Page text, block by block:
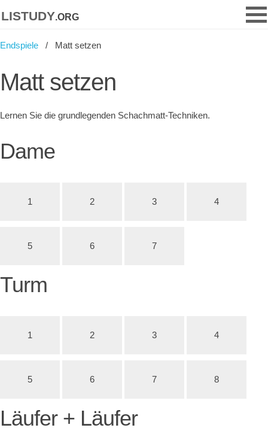
listudy.org
Endspiele Matt setzen
Matt setzen
Lernen Sie die grundlegenden Schachmatt-Techniken.
Dame
1 2 3 4
5 6 7
Turm
1 2 3 4
5 6 7 8
Läufer + Läufer